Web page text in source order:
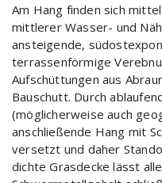
Am Hang finden sich
mittlerer Wasser- und
ansteigende,
terrassenförmige
Aufschüttungen aus
Bauschutt. Durch
(möglicherweise auch
anschließende Hang mit
versetzt und daher
dichte Grasdecke lässt